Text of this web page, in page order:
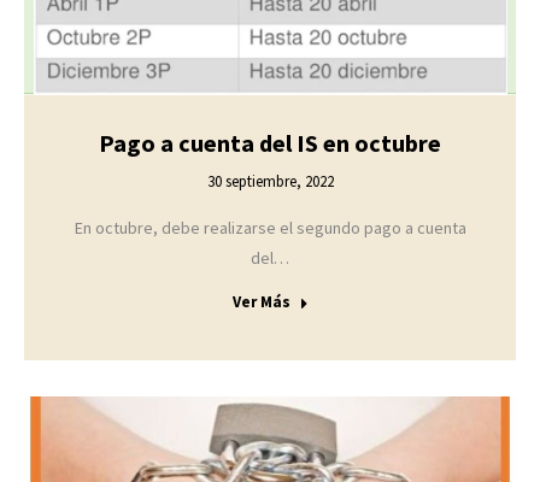
Pago a cuenta del IS en octubre
30 septiembre, 2022
En octubre, debe realizarse el segundo pago a cuenta
del…
Ver Más